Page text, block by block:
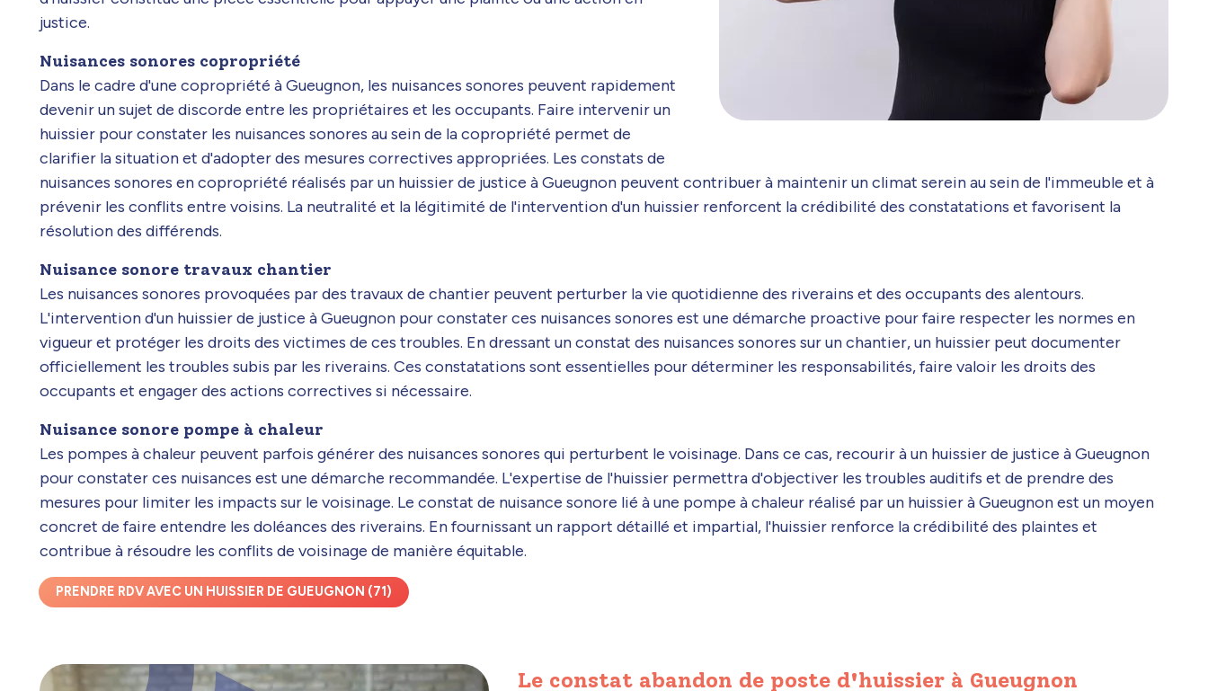
justice.
Nuisances sonores copropriété
Dans le cadre d'une copropriété à Gueugnon, les nuisances sonores peuvent rapidement
devenir un sujet de discorde entre les propriétaires et les occupants. Faire intervenir un
huissier pour constater les nuisances sonores au sein de la copropriété permet de
clarifier la situation et d'adopter des mesures correctives appropriées. Les constats de
nuisances sonores en copropriété réalisés par un huissier de justice à Gueugnon peuvent contribuer à maintenir un climat serein au sein de l'immeuble et à
prévenir les conflits entre voisins. La neutralité et la légitimité de l'intervention d'un huissier renforcent la crédibilité des constatations et favorisent la
résolution des différends.
Nuisance sonore travaux chantier
Les nuisances sonores provoquées par des travaux de chantier peuvent perturber la vie quotidienne des riverains et des occupants des alentours.
L'intervention d'un huissier de justice à Gueugnon pour constater ces nuisances sonores est une démarche proactive pour faire respecter les normes en
vigueur et protéger les droits des victimes de ces troubles. En dressant un constat des nuisances sonores sur un chantier, un huissier peut documenter
officiellement les troubles subis par les riverains. Ces constatations sont essentielles pour déterminer les responsabilités, faire valoir les droits des
occupants et engager des actions correctives si nécessaire.
Nuisance sonore pompe à chaleur
Les pompes à chaleur peuvent parfois générer des nuisances sonores qui perturbent le voisinage. Dans ce cas, recourir à un huissier de justice à Gueugnon
pour constater ces nuisances est une démarche recommandée. L'expertise de l'huissier permettra d'objectiver les troubles auditifs et de prendre des
mesures pour limiter les impacts sur le voisinage. Le constat de nuisance sonore lié à une pompe à chaleur réalisé par un huissier à Gueugnon est un moyen
concret de faire entendre les doléances des riverains. En fournissant un rapport détaillé et impartial, l'huissier renforce la crédibilité des plaintes et
contribue à résoudre les conflits de voisinage de manière équitable.
PRENDRE RDV AVEC UN HUISSIER DE GUEUGNON (71)
Le constat abandon de poste d'huissier à Gueugnon